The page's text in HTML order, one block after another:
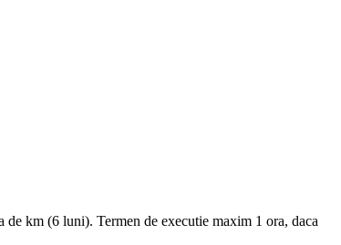
km (6 luni). Termen de executie maxim 1 ora, daca